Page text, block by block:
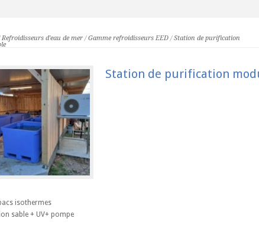
Refroidisseurs d'eau de mer/Gamme refroidisseurs EED/Station de purification
Station de purification
isothermes
sable + UV+ pompe